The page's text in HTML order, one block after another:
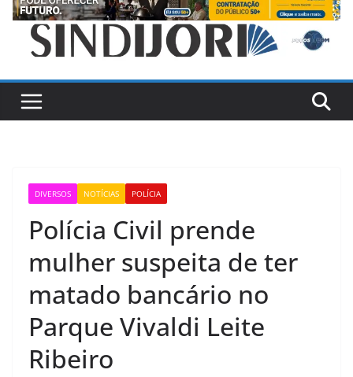
DIVERSOS NOTÍCIAS POLÍCIA
Polícia Civil prende
mulher suspeita de ter
matado bancário no
Parque Vivaldi Leite
Ribeiro